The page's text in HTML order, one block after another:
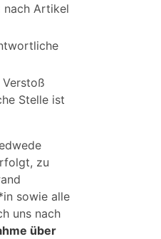
nach Artikel
Stelle ist
zu
sowie alle
uns nach
über